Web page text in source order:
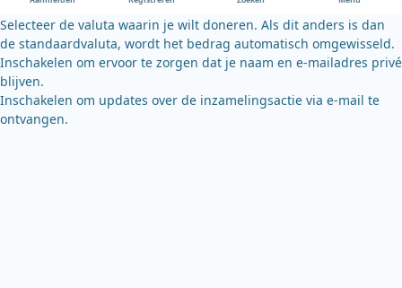
k
Selecteer de valuta waarin je wilt doneren. Als dit anders is dan
de standaardvaluta, wordt het bedrag automatisch omgewisseld.
Inschakelen om ervoor te zorgen dat je naam en e-mailadres privé
blijven.
Inschakelen om updates over de inzamelingsactie via e-mail te
ontvangen.